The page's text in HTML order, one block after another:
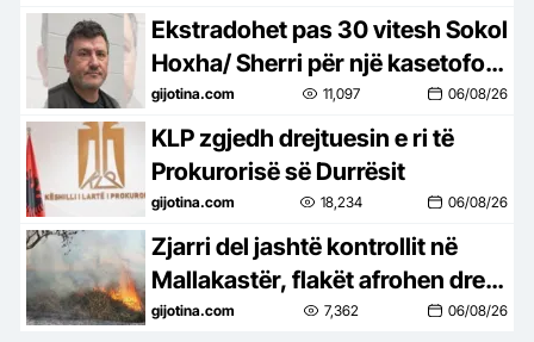
Ekstradohet pas 30 vitesh Sokol
Hoxha/ Sherri për një kasetofon
solli vrasjen e dy vëllezërve në
Patos
gijotina.com 11,097 06/08/26
KLP zgjedh drejtuesin e ri të
Prokurorisë së Durrësit
gijotina.com 18,234 06/08/26
Zjarri del jashtë kontrollit në
Mallakastër, flakët afrohen drejt
fshatit Drenije
gijotina.com 7,362 06/08/26